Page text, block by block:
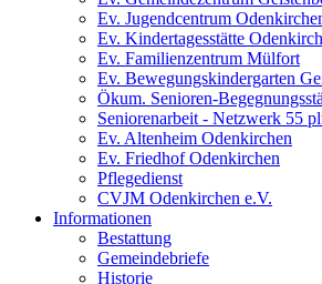
Ev. Jugendcentrum
Ev. Kindertagesstätte
Ev. Familienzentrum Mülfort
Ev. Bewegungskindergarten
Ökum. Senioren-
Seniorenarbeit - Netzwerk 55
Ev. Altenheim Odenkirchen
Ev. Friedhof Odenkirchen
Pflegedienst
CVJM Odenkirchen e.V.
Informationen
Bestattung
Gemeindebriefe
Historie